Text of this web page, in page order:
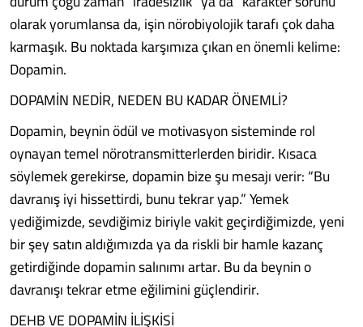
olarak yorumlansa da, işin nörobiyolojik tarafı çok daha
karmaşık. Bu noktada karşımıza çıkan en önemli kelime:
Dopamin.
DOPAMİN NEDİR, NEDEN BU KADAR ÖNEMLİ?
Dopamin, beynin ödül ve motivasyon sisteminde rol
oynayan temel nörotransmitterlerden biridir. Kısaca
söylemek gerekirse, dopamin bize şu mesajı verir: “Bu
davranış iyi hissettirdi, bunu tekrar yap.” Yemek
yediğimizde, sevdiğimiz biriyle vakit geçirdiğimizde, yeni
bir şey satın aldığımızda ya da riskli bir hamle kazanç
getirdiğinde dopamin salınımı artar. Bu da beynin o
davranışı tekrar etme eğilimini güçlendirir.
DEHB VE DOPAMİN İLİŞKİSİ